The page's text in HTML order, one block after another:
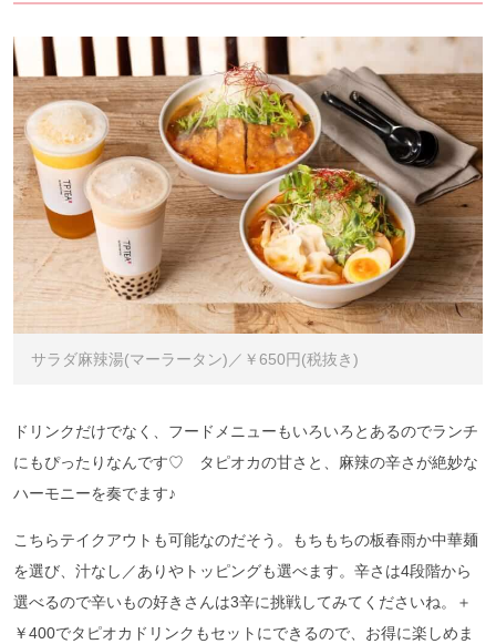
サラダ麻辣湯(マーラータン)／￥650円(税抜き)
ドリンクだけでなく、フードメニューもいろいろとあるのでランチ
にもぴったりなんです♡ タピオカの甘さと、麻辣の辛さが絶妙な
ハーモニーを奏でます♪
こちらテイクアウトも可能なのだそう。もちもちの板春雨か中華麺
を選び、汁なし／ありやトッピングも選べます。辛さは4段階から
選べるので辛いもの好きさんは3辛に挑戦してみてくださいね。＋
￥400でタピオカドリンクもセットにできるので、お得に楽しめま